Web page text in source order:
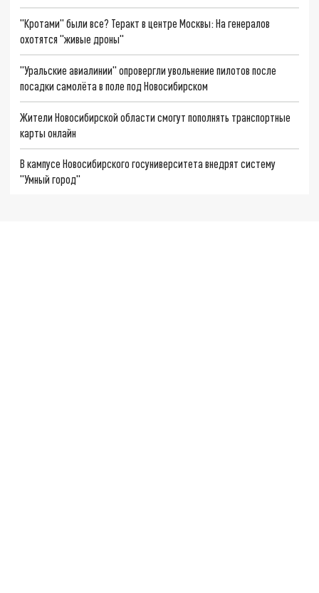
"Кротами" были все? Теракт в центре Москвы: На генералов
охотятся "живые дроны"
"Уральские авиалинии" опровергли увольнение пилотов после
посадки самолёта в поле под Новосибирском
Жители Новосибирской области смогут пополнять транспортные
карты онлайн
В кампусе Новосибирского госуниверситета внедрят систему
"Умный город"